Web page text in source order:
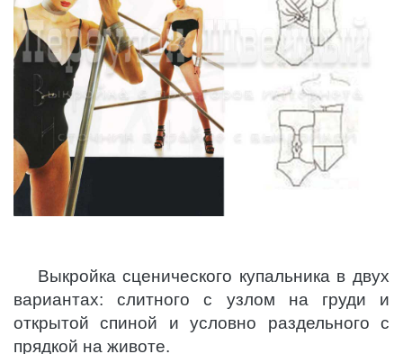
Выкройка сценического купальника в двух
вариантах: слитного с узлом на груди и
открытой спиной и условно раздельного с
прядкой на животе.